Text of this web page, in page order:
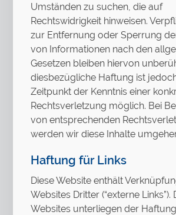
Umständen zu suchen, die auf
Rechtswidrigkeit hinweisen.
zur Entfernung oder Sperrung
von Informationen nach den
Gesetzen bleiben hiervon
diesbezügliche Haftung ist
Zeitpunkt der Kenntnis einer
Rechtsverletzung möglich. Bei
von entsprechenden
werden wir diese Inhalte
Haftung für Links
Diese Website enthält
Websites Dritter (“externe Links”).
Websites unterliegen der